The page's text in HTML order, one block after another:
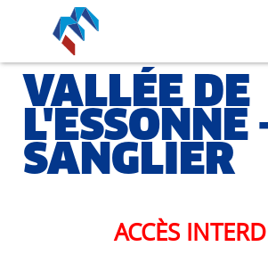
VALLÉE DE
L'ESSONNE
SANGLIER
ACCÈS